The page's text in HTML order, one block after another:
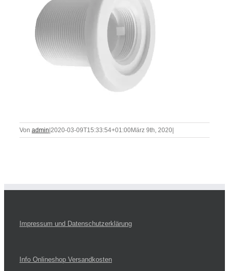
Von admin 2020-03-09T15:33:54+01:00März 9th, 2020
Impressum und Datenschutzerklärung
Info Onlineshop Versandkosten